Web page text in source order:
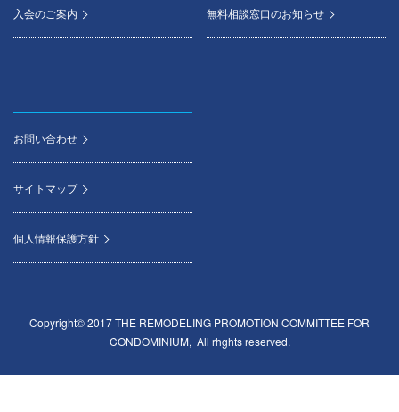
入会のご案内 無料相談窓口のお知らせ
お問い合わせ
サイトマップ
個人情報保護方針
Copyright© 2017 THE REMODELING PROMOTION COMMITTEE FOR
CONDOMINIUM, All rhghts reserved.